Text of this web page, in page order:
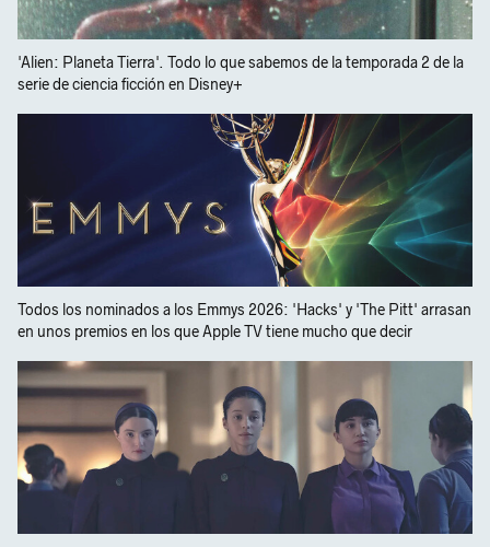
'Alien: Planeta Tierra'. Todo lo que sabemos de la temporada 2 de la
serie de ciencia ficción en Disney+
Todos los nominados a los Emmys 2026: 'Hacks' y 'The Pitt' arrasan
en unos premios en los que Apple TV tiene mucho que decir